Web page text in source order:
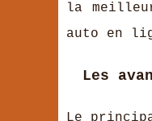
la
auto en
Les
Le